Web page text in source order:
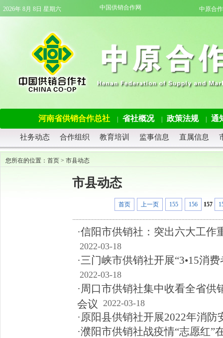
2026年 8月 8日 星期六 中国供销合作网 中原合
河南省供销合作总社 省社概况 政策法规 通
社务动态 合作组织 教育培训 监事信息 直属信息
您所在的位置： 首页 > 市县动态
市县动态
首页 上一页 155 156 157
·信阳市供销社：突出六大工
2022-03-18
·三门峡市供销社开展“3•15消
2022-03-18
·周口市供销社集中收看全省
会议 2022-03-18
·原阳县供销社开展2022年消防
·濮阳市供销社战疫情“志愿红”